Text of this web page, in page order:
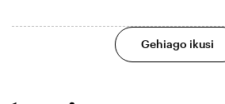
Gehiago ikusi